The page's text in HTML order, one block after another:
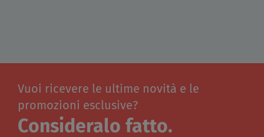
Vuoi ricevere le ultime novità e le
promozioni esclusive?
Consideralo fatto.